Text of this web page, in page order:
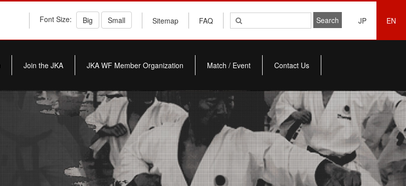
Font Size: Big Small Sitemap FAQ JP EN
Join the JKA JKA WF Member Organization Match / Event Contact Us